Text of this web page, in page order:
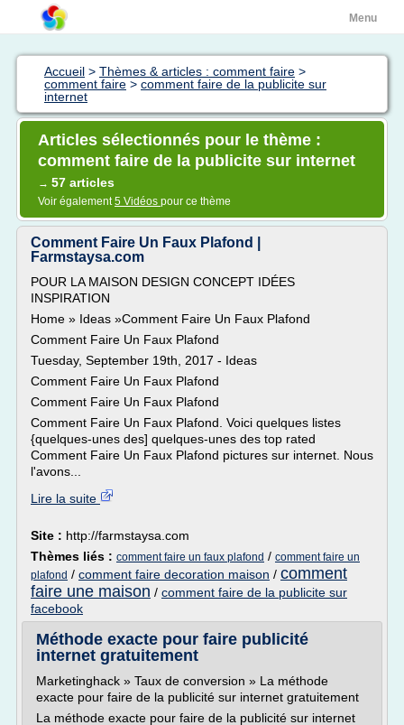
Menu
Accueil > Thèmes & articles : comment faire >
comment faire > comment faire de la publicite sur
internet
Articles sélectionnés pour le thème :
comment faire de la publicite sur internet
→ 57 articles
Voir également5 Vidéos pour ce thème
Comment Faire Un Faux Plafond |
Farmstaysa.com
POUR LA MAISON DESIGN CONCEPT IDÉES
INSPIRATION
Home » Ideas »Comment Faire Un Faux Plafond
Comment Faire Un Faux Plafond
Tuesday, September 19th, 2017 - Ideas
Comment Faire Un Faux Plafond
Comment Faire Un Faux Plafond
Comment Faire Un Faux Plafond. Voici quelques listes
{quelques-unes des] quelques-unes des top rated
Comment Faire Un Faux Plafond pictures sur internet. Nous
l'avons...
Lire la suite
Site : http://farmstaysa.com
Thèmes liés : comment faire un faux plafond / comment faire un
plafond / comment faire decoration maison / comment
faire une maison / comment faire de la publicite sur
facebook
Méthode exacte pour faire publicité
internet gratuitement
Marketinghack » Taux de conversion » La méthode
exacte pour faire de la publicité sur internet gratuitement
La méthode exacte pour faire de la publicité sur internet